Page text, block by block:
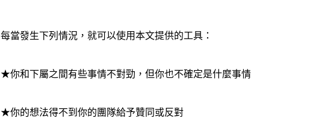
每當發生下列情況，就可以使用本文提供的工具：
★你和下屬之間有些事情不對勁，但你也不確定是什麼事情
★你的想法得不到你的團隊給予贊同或反對